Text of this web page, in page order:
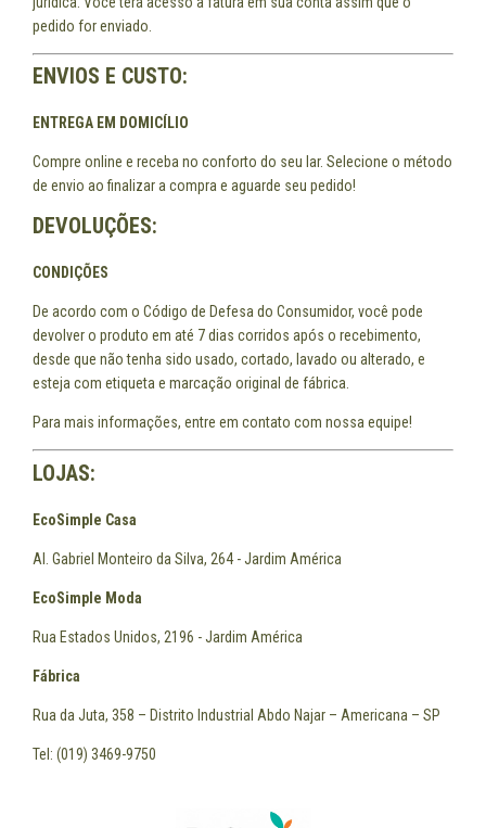
pedido for enviado.
ENVIOS E CUSTO:
ENTREGA EM DOMICÍLIO
Compre online e receba no conforto do seu lar. Selecione o método
de envio ao finalizar a compra e aguarde seu pedido!
DEVOLUÇÕES:
CONDIÇÕES
De acordo com o Código de Defesa do Consumidor, você pode
devolver o produto em até 7 dias corridos após o recebimento,
desde que não tenha sido usado, cortado, lavado ou alterado, e
esteja com etiqueta e marcação original de fábrica.
Para mais informações, entre em contato com nossa equipe!
LOJAS:
EcoSimple Casa
Al. Gabriel Monteiro da Silva, 264 - Jardim América
EcoSimple Moda
Rua Estados Unidos, 2196 - Jardim América
Fábrica
Rua da Juta, 358 – Distrito Industrial Abdo Najar – Americana – SP
Tel: (019) 3469-9750